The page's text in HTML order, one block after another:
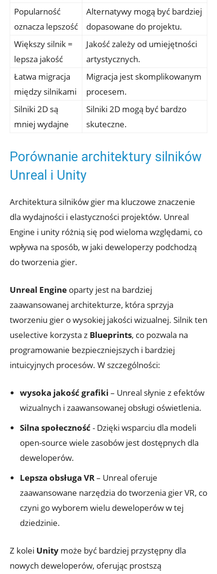
Popularność
oznacza lepszość
Alternatywy mogą ⁤być bardziej
⁣dopasowane⁢ do projektu.
Większy silnik =
lepsza⁣ jakość
Jakość zależy od umiejętności
artystycznych.
Łatwa migracja
między silnikami
Migracja jest‍ skomplikowanym
procesem.
Silniki 2D są
mniej wydajne
Silniki 2D mogą być bardzo
skuteczne.
Porównanie architektury silników
Unreal i Unity
Architektura silników gier ma kluczowe znaczenie
dla wydajności​ i elastyczności projektów. Unreal
Engine ‌i unity różnią się pod wieloma względami, co
wpływa na sposób, w jaki deweloperzy podchodzą
do tworzenia gier.
Unreal Engine oparty​ jest na ⁢bardziej
zaawansowanej‍ architekturze,‌ która sprzyja
⁤tworzeniu ​gier o​ wysokiej jakości wizualnej. Silnik ten
⁢uselective korzysta z⁣ Blueprints, co pozwala na
programowanie ⁤bezpieczniejszych i bardziej
intuicyjnych procesów.⁢ W​ szczególności:
wysoka jakość⁤ grafiki – Unreal⁤ słynie z efektów
wizualnych ‌i zaawansowanej obsługi oświetlenia.
Silna społeczność‌-⁤ Dzięki wsparciu dla ‍modeli
‌open-source wiele zasobów‍ jest dostępnych dla
deweloperów.
Lepsza obsługa VR– Unreal oferuje
zaawansowane ‌narzędzia do ⁢tworzenia gier VR, co
czyni go wyborem wielu deweloperów w‍ tej
dziedzinie.
Z kolei Unity może być‌ bardziej ⁤przystępny dla‍
nowych deweloperów, oferując prostszą⁢